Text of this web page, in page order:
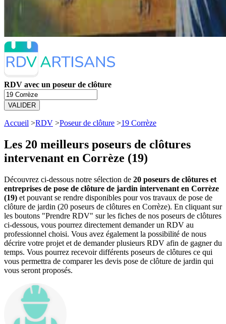
RDV avec un poseur de clôture
VALIDER
Accueil >RDV >Poseur de clôture >19 Corrèze
Les 20 meilleurs poseurs de clôtures
intervenant en Corrèze (19)
Découvrez ci-dessous notre sélection de 20 poseurs de clôtures et
entreprises de pose de clôture de jardin intervenant en Corrèze
(19) et pouvant se rendre disponibles pour vos travaux de pose de
clôture de jardin (20 poseurs de clôtures en Corrèze). En cliquant sur
les boutons "Prendre RDV" sur les fiches de nos poseurs de clôtures
ci-dessous, vous pourrez directement demander un RDV au
professionnel choisi. Vous avez également la possibilité de nous
décrire votre projet et de demander plusieurs RDV afin de gagner du
temps. Vous pourrez recevoir différents poseurs de clôtures ce qui
vous permettra de comparer les devis pose de clôture de jardin qui
vous seront proposés.